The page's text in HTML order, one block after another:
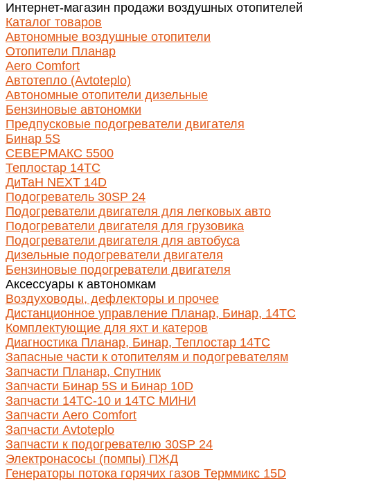
Интернет-магазин продажи воздушных отопителей
Каталог товаров
Автономные воздушные отопители
Отопители Планар
Aero Comfort
Автотепло (Avtoteplo)
Автономные отопители дизельные
Бензиновые автономки
Предпусковые подогреватели двигателя
Бинар 5S
СЕВЕРМАКС 5500
Теплостар 14ТС
ДиТаН NEXT 14D
Подогреватель 30SP 24
Подогреватели двигателя для легковых авто
Подогреватели двигателя для грузовика
Подогреватели двигателя для автобуса
Дизельные подогреватели двигателя
Бензиновые подогреватели двигателя
Аксессуары к автономкам
Воздуховоды, дефлекторы и прочее
Дистанционное управление Планар, Бинар, 14ТС
Комплектующие для яхт и катеров
Диагностика Планар, Бинар, Теплостар 14ТС
Запасные части к отопителям и подогревателям
Запчасти Планар, Спутник
Запчасти Бинар 5S и Бинар 10D
Запчасти 14ТС-10 и 14ТС МИНИ
Запчасти Aero Comfort
Запчасти Avtoteplo
Запчасти к подогревателю 30SP 24
Электронасосы (помпы) ПЖД
Генераторы потока горячих газов Терммикс 15D